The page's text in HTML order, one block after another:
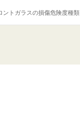
ントガラスの損傷危険度種類